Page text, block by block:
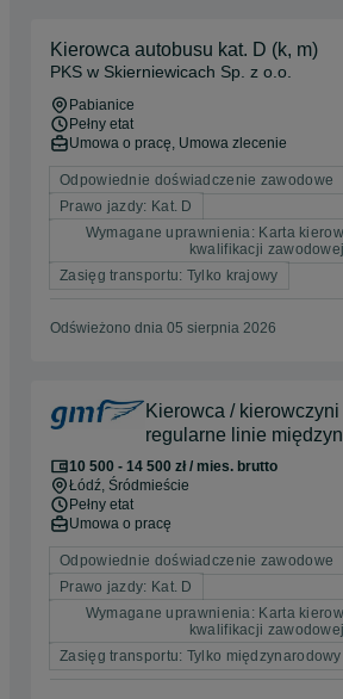
Kierowca autobusu kat. D (k, m)
PKS w Skierniewicach Sp. z o.o.
Pabianice
Pełny etat
Umowa o pracę, Umowa zlecenie
Odpowiednie doświadczenie zawodowe
Prawo jazdy: Kat. D
Wymagane uprawnienia: Karta
kwalifikacji zawodowej
Zasięg transportu: Tylko krajowy
Odświeżono dnia 05 sierpnia 2026
Kierowca /
regularne linie
10 500 - 14 500 zł / mies. brutto
Łódź, Śródmieście
Pełny etat
Umowa o pracę
Odpowiednie doświadczenie zawodowe
Prawo jazdy: Kat. D
Wymagane uprawnienia: Karta
kwalifikacji zawodowej
Zasięg transportu: Tylko międzynarodowy